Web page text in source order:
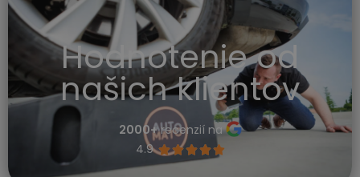
Nemecko
Hodnotenie od
našich klientov
2000+recenzií na
4.9 